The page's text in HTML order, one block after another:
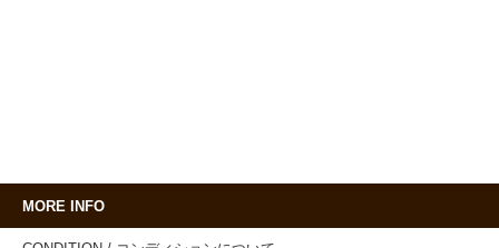
MORE INFO